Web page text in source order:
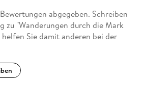
abgegeben. Schreiben
zu "Wanderungen durch die Mark
Sie damit anderen bei der